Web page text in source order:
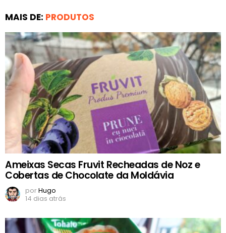
MAIS DE: PRODUTOS
Ameixas Secas Fruvit Recheadas de Noz e
Cobertas de Chocolate da Moldávia
porHugo
14 dias atrás